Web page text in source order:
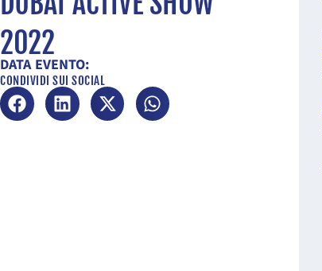
2022
DATA EVENTO:
CONDIVIDI SUI SOCIAL